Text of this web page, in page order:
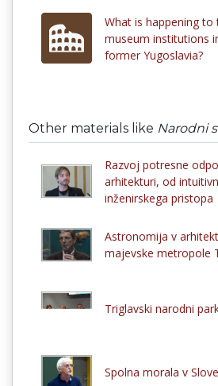
What is happening to
museum institutions
former Yugoslavia?
Other materials like Narodni
Razvoj potresne
arhitekturi, od
inženirskega pristopa
Astronomija v
majevske metropole
Triglavski narodni
Spolna morala v